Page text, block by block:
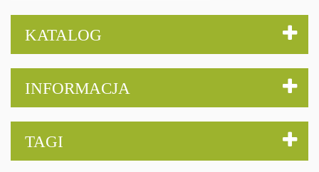
KATALOG
INFORMACJA
TAGI